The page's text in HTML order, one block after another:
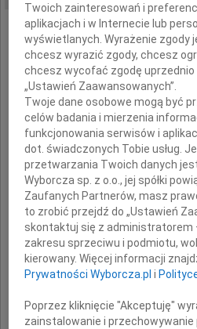
Z
Twoich zainteresowań i
aplikacjach i w Internecie lub
wyświetlanych. Wyrażenie zgody
chcesz wyrazić zgody, chcesz
chcesz wycofać zgodę uprzednio
„Ustawień Zaawansowanych”.
Twoje dane osobowe mogą być
celów badania i mierzenia
funkcjonowania serwisów i
dot. świadczonych Tobie usług.
przetwarzania Twoich danych
Wyborcza sp. z o.o., jej spółki
Zaufanych Partnerów, masz
to zrobić przejdź do „Ustawień
skontaktuj się z administratorem
zakresu sprzeciwu i podmiotu,
kierowany. Więcej informacji
Prywatności Wyborcza.pl i
Poprzez kliknięcie "Akceptuję"
zainstalowanie i przechowywanie